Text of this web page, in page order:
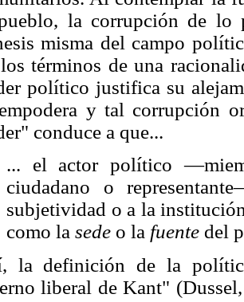
la corrupción de lo
misma del campo
términos de una
político justifica su
y tal corrupción
conduce a que...
... el actor político
ciudadano o
subjetividad o a la
como la sede o la fuente del
la definición de la
liberal de Kant"